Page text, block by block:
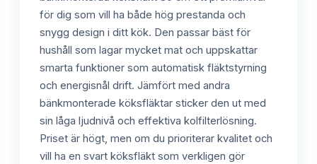
för dig som vill ha både hög prestanda och
snygg design i ditt kök. Den passar bäst för
hushåll som lagar mycket mat och uppskattar
smarta funktioner som automatisk fläktstyrning
och energisnål drift. Jämfört med andra
bänkmonterade köksfläktar sticker den ut med
sin låga ljudnivå och effektiva kolfilterlösning.
Priset är högt, men om du prioriterar kvalitet och
vill ha en svart köksfläkt som verkligen gör